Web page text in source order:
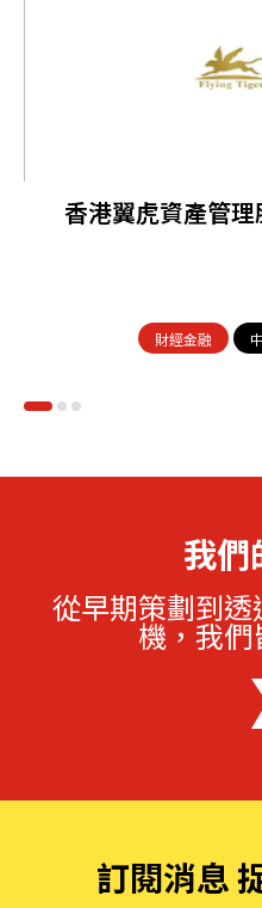
香港翼虎資產管
財經金融
我們
從早期策劃到
機，我
訂閱消息